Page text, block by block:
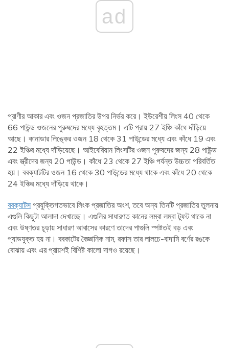
ad
প্রাণীর আকার এবং ওজন প্রজাতির উপর নির্ভর করে। ইউরেশীয় লিংস 40 থেকে
66 পাউন্ড ওজনের পুরুষদের মধ্যে বৃহত্তম। এটি প্রায় 27 ইঞ্চি কাঁধে দাঁড়িয়ে
আছে। কানাডার লিঙ্কের ওজন 18 থেকে 31 পাউন্ডের মধ্যে এবং কাঁধে 19 এবং
22 ইঞ্চির মধ্যে দাঁড়িয়েছে। আইবেরিয়ান লিংসটির ওজন পুরুষদের জন্য 28 পাউন্ড
এবং স্ত্রীদের জন্য 20 পাউন্ড। কাঁধে 23 থেকে 27 ইঞ্চি পর্যন্ত উচ্চতা পরিবর্তিত
হয়। ববক্যাটটির ওজন 16 থেকে 30 পাউন্ডের মধ্যে থাকে এবং কাঁধে 20 থেকে
24 ইঞ্চির মধ্যে দাঁড়িয়ে থাকে।
ববক্যাটস প্রযুক্তিগতভাবে লিংক প্রজাতির অংশ, তবে অন্য তিনটি প্রজাতির তুলনায়
এগুলি কিছুটা আলাদা দেখাচ্ছে। এগুলির সাধারণত কানের লম্বা লম্বা টুফট থাকে না
এবং উষ্ণতর চূড়ায় সাধারণ আবাসের কারণে তাদের পাগুলি স্পষ্টতই বড় এবং
প্যাডযুক্ত হয় না। ববকাটের বৈজ্ঞানিক নাম, রফাস তার লালচে-বাদামি বর্ণের রঙকে
বোঝায় এবং এর প্রায়শই বিশিষ্ট কালো দাগও রয়েছে।